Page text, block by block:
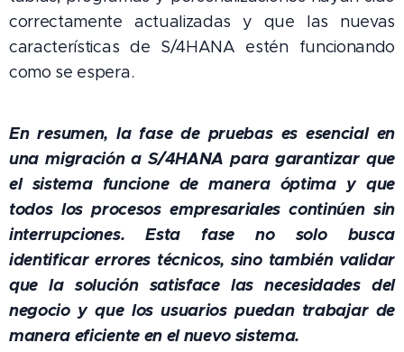
correctamente actualizadas y que las nuevas
características de S/4HANA estén funcionando
como se espera.
En resumen, la fase de pruebas es esencial en
una migración a S/4HANA para garantizar que
el sistema funcione de manera óptima y que
todos los procesos empresariales continúen sin
interrupciones. Esta fase no solo busca
identificar errores técnicos, sino también validar
que la solución satisface las necesidades del
negocio y que los usuarios puedan trabajar de
manera eficiente en el nuevo sistema.